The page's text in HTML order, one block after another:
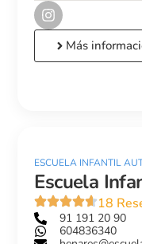
Más
ESCUELA INFANTIL
Escuela
18
91 191 20 90
604836340